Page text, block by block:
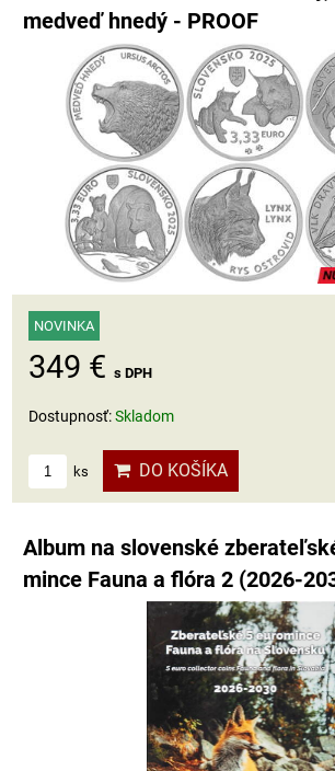
medveď hnedý - PROOF
NOVINKA
349 € s DPH
Dostupnosť:Skladom
ks DO KOŠÍKA
Album na slovenské
mince Fauna a flóra 2 (2026-